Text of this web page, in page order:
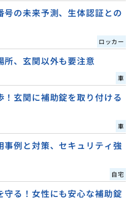
号の未来予測、生体認証との
ロッカー
所、玄関以外も要注意
車
！玄関に補助錠を取り付ける
車
事例と対策、セキュリティ強
自宅
守る！女性にも安心な補助錠